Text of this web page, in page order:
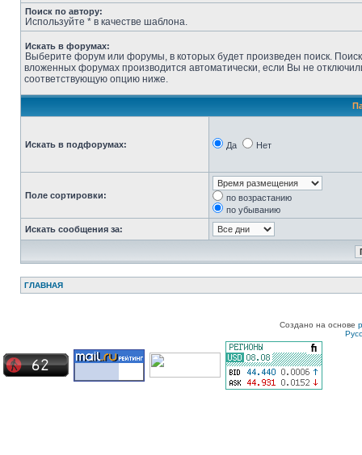
Поиск по автору:
Используйте * в качестве шаблона.
Искать в форумах:
Выберите форум или форумы, в которых будет произведен поиск.
вложенных форумах производится автоматически, если Вы не
соответствующую опцию ниже.
Искать в подфорумах: Да Нет
Поле сортировки:
по возрастанию
по убыванию
Искать сообщения за:
ГЛАВНАЯ
Создано на основе